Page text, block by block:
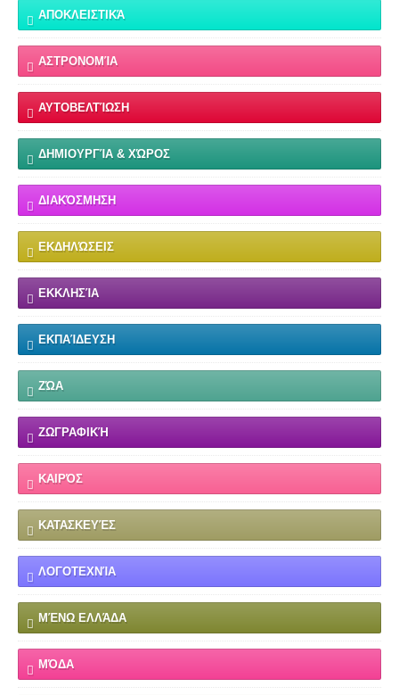
ΑΠΟΚΛΕΙΣΤΙΚΆ
ΑΣΤΡΟΝΟΜΊΑ
ΑΥΤΟΒΕΛΤΊΩΣΗ
ΔΗΜΙΟΥΡΓΊΑ & ΧΏΡΟΣ
ΔΙΑΚΌΣΜΗΣΗ
ΕΚΔΗΛΏΣΕΙΣ
ΕΚΚΛΗΣΊΑ
ΕΚΠΑΊΔΕΥΣΗ
ΖΏΑ
ΖΩΓΡΑΦΙΚΉ
ΚΑΙΡΌΣ
ΚΑΤΑΣΚΕΥΈΣ
ΛΟΓΟΤΕΧΝΊΑ
ΜΈΝΩ ΕΛΛΆΔΑ
ΜΌΔΑ